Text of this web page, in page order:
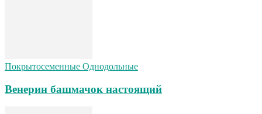
Покрытосеменные Однодольные
Венерин башмачок настоящий